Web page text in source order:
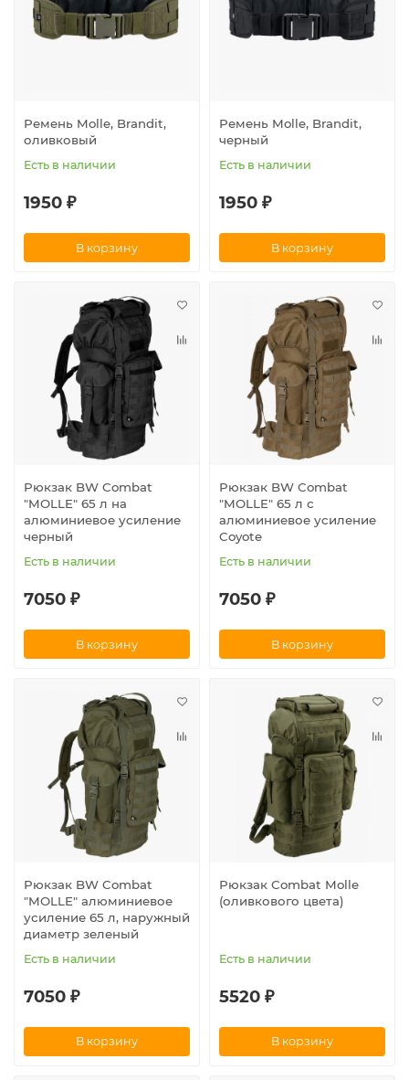
Ремень Molle, Brandit,
оливковый
Есть в наличии
1950 ₽
В корзину
Ремень Molle, Brandit,
черный
Есть в наличии
1950 ₽
В корзину
Рюкзак BW Combat
"MOLLE" 65 л на
алюминиевое усиление
черный
Есть в наличии
7050 ₽
В корзину
Рюкзак BW Combat
"MOLLE" 65 л с
алюминиевое усиление
Coyote
Есть в наличии
7050 ₽
В корзину
Рюкзак BW Combat
"MOLLE" алюминиевое
усиление 65 л, наружный
диаметр зеленый
Есть в наличии
7050 ₽
В корзину
Рюкзак Combat Molle
(оливкового цвета)
Есть в наличии
5520 ₽
В корзину